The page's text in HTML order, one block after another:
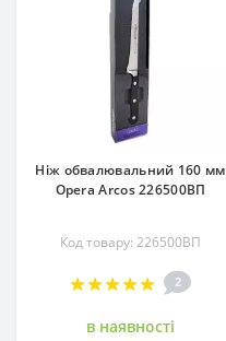
Ніж обвалювальний 160 мм
Opera Arcos 226500ВП
Код товару: 226500ВП
2
в наявностi